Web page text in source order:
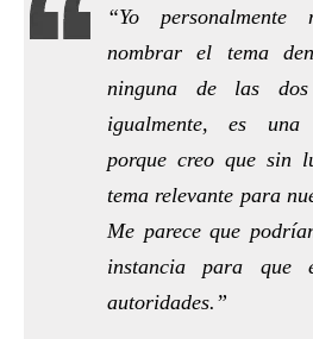
“Yo personalmente
nombrar el tema
ninguna de las
igualmente, es una
porque creo que sin
tema relevante para
Me parece que
instancia para que
autoridades.”